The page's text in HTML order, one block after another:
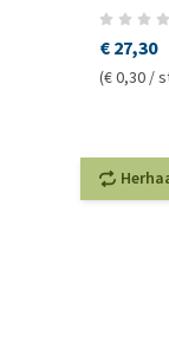
€ 27,30
(€ 0,30 /